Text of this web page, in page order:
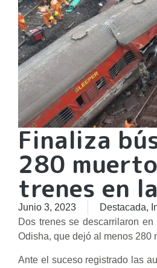
Finaliza
280
trenes en
Junio 3, 2023 Destacada,
Dos trenes se descarrilaron
Odisha, que dejó al menos 280
Ante el suceso registrado las